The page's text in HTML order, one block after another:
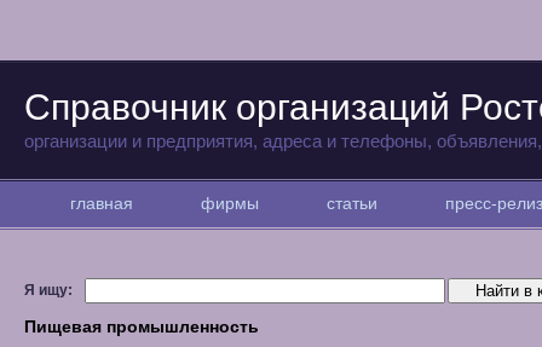
Справочник организаций
организации и предприятия, адреса и телефоны,
главная фирмы статьи пресс-
Я ищу:
Пищевая промышленность